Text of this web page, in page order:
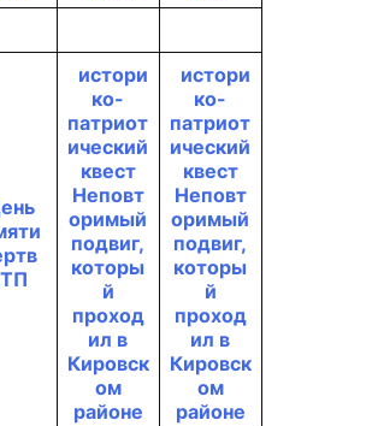
истори
ко-
патриот
ический
квест
Неповт
оримый
подвиг,
которы
й
проход
ил в
Кировск
ом
районе
истори
ко-
патриот
ический
квест
Неповт
оримый
подвиг,
которы
й
проход
ил в
Кировск
ом
районе